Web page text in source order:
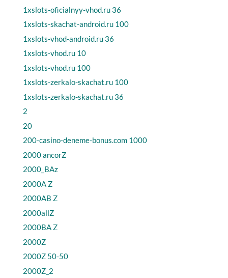
1xslots-oficialnyy-vhod.ru 36
1xslots-skachat-android.ru 100
1xslots-vhod-android.ru 36
1xslots-vhod.ru 10
1xslots-vhod.ru 100
1xslots-zerkalo-skachat.ru 100
1xslots-zerkalo-skachat.ru 36
2
20
200-casino-deneme-bonus.com 1000
2000 ancorZ
2000_BAz
2000A Z
2000AB Z
2000allZ
2000BA Z
2000Z
2000Z 50-50
2000Z_2